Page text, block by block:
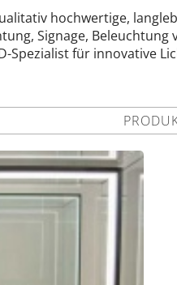
hochwertige,
Signage,
Spezialist für innovative